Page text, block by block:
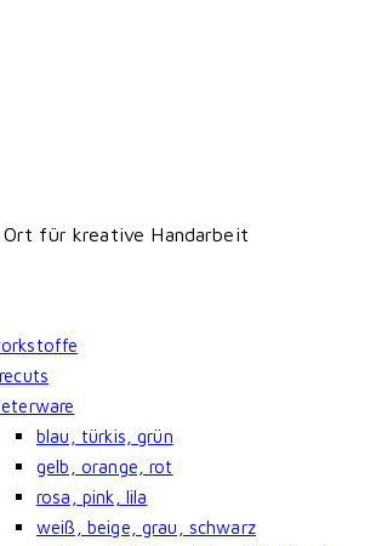
Ort für kreative Handarbeit
blau, türkis, grün
gelb, orange, rot
rosa, pink, lila
weiß, beige, grau, schwarz